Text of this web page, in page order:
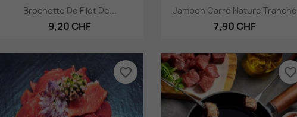
Aperçu rapide
Brochette De Filet De...
9,20 CHF
Aperçu rapide
Jambon Carré Nature Tranché
7,90 CHF
favorite_border favorite_border